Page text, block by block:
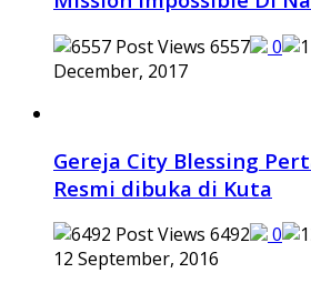
6557 0
December, 2017
Gereja City Blessing
Resmi dibuka di Kuta
6492
0
12 September, 2016